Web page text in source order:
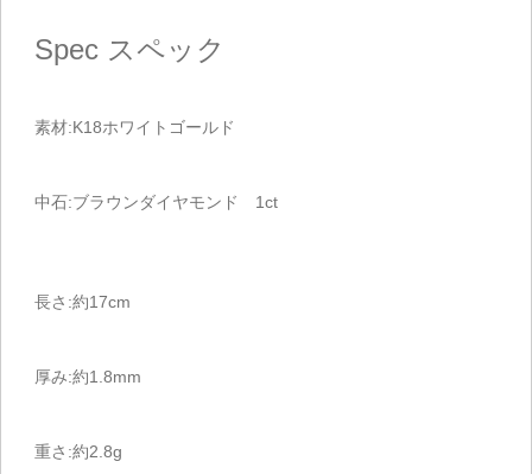
Spec スペック
素材:K18ホワイトゴールド
中石:ブラウンダイヤモンド 1ct
長さ:約17cm
厚み:約1.8mm
重さ:約2.8g